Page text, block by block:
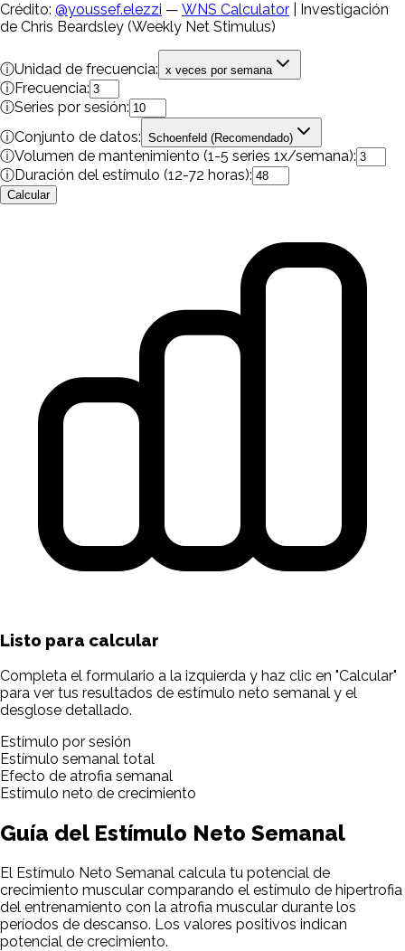
Crédito: @youssef.elezzi — WNS Calculator | Investigación
de Chris Beardsley (Weekly Net Stimulus)
ⓘUnidad de frecuencia: x veces por semana
ⓘFrecuencia:
ⓘSeries por sesión:
ⓘConjunto de datos: Schoenfeld (Recomendado)
ⓘVolumen de mantenimiento (1-5 series 1x/semana):
ⓘDuración del estímulo (12-72 horas):
Calcular
Listo para calcular
Completa el formulario a la izquierda y haz clic en "Calcular"
para ver tus resultados de estímulo neto semanal y el
desglose detallado.
Estímulo por sesión
Estímulo semanal total
Efecto de atrofia semanal
Estímulo neto de crecimiento
Guía del Estímulo Neto Semanal
El Estímulo Neto Semanal calcula tu potencial de
crecimiento muscular comparando el estímulo de hipertrofia
del entrenamiento con la atrofia muscular durante los
períodos de descanso. Los valores positivos indican
potencial de crecimiento.